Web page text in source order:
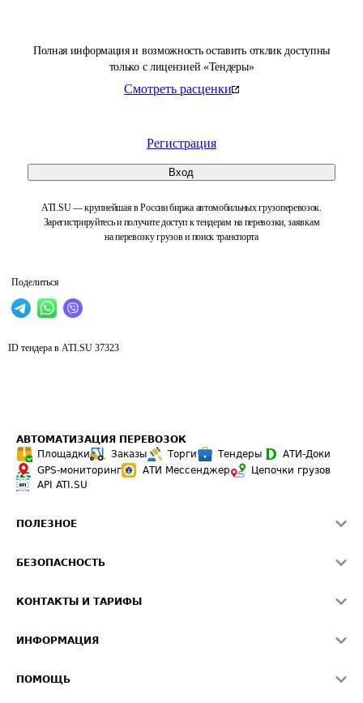
Полная информация и возможность оставить отклик доступны
только с лицензией «Тендеры»
Смотреть расценки
Регистрация
Вход
ATI.SU — крупнейшая в России биржа автомобильных грузоперевозок.
Зарегистрируйтесь и получите доступ к тендерам на перевозки, заявкам
на перевозку грузов и поиск транспорта
Поделиться
ID тендера в ATI.SU 37323
АВТОМАТИЗАЦИЯ ПЕРЕВОЗОК
Площадки
Заказы Торги Тендеры
АТИ-Доки
GPS-мониторинг
АТИ Мессенджер
Цепочки грузов
API ATI.SU
ПОЛЕЗНОЕ
Звезды ATI.SU на вашем сайте
Средние ставки
БЕЗОПАСНОСТЬ
Светофор+
О формировании Паспорта
КОНТАКТЫ И ТАРИФЫ
Реклама на сайте
ИНФОРМАЦИЯ
ПОМОЩЬ